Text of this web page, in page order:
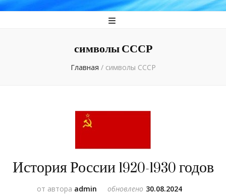
символы СССР
Главная / символы СССР
История России 1920-1930 годов
от автора admin обновлено 30.08.2024